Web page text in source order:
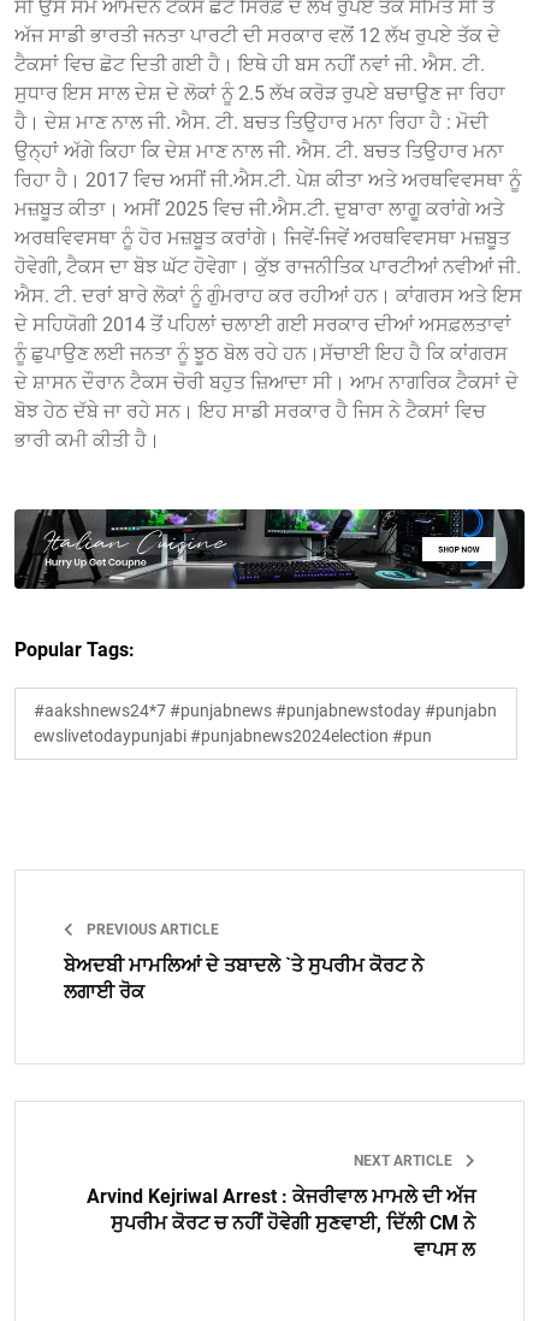
ਸੀ ਉਸ ਸਮੇਂ ਆਮਦਨ ਟੈਕਸ ਛੋਟ ਸਿਰਫ਼ ਦੋ ਲੱਖ ਰੁਪਏ ਤਕ ਸੀਮਤ ਸੀ ਤੇ
ਅੱਜ ਸਾਡੀ ਭਾਰਤੀ ਜਨਤਾ ਪਾਰਟੀ ਦੀ ਸਰਕਾਰ ਵਲੋਂ 12 ਲੱਖ ਰੁਪਏ ਤੱਕ ਦੇ
ਟੈਕਸਾਂ ਵਿਚ ਛੋਟ ਦਿਤੀ ਗਈ ਹੈ। ਇਥੇ ਹੀ ਬਸ ਨਹੀਂ ਨਵਾਂ ਜੀ. ਐਸ. ਟੀ.
ਸੁਧਾਰ ਇਸ ਸਾਲ ਦੇਸ਼ ਦੇ ਲੋਕਾਂ ਨੂੰ 2.5 ਲੱਖ ਕਰੋੜ ਰੁਪਏ ਬਚਾਉਣ ਜਾ ਰਿਹਾ
ਹੈ। ਦੇਸ਼ ਮਾਣ ਨਾਲ ਜੀ. ਐਸ. ਟੀ. ਬਚਤ ਤਿਉਹਾਰ ਮਨਾ ਰਿਹਾ ਹੈ : ਮੋਦੀ
ਉਨ੍ਹਾਂ ਅੱਗੇ ਕਿਹਾ ਕਿ ਦੇਸ਼ ਮਾਣ ਨਾਲ ਜੀ. ਐਸ. ਟੀ. ਬਚਤ ਤਿਉਹਾਰ ਮਨਾ
ਰਿਹਾ ਹੈ। 2017 ਵਿਚ ਅਸੀਂ ਜੀ.ਐਸ.ਟੀ. ਪੇਸ਼ ਕੀਤਾ ਅਤੇ ਅਰਥਵਿਵਸਥਾ ਨੂੰ
ਮਜ਼ਬੂਤ ਕੀਤਾ। ਅਸੀਂ 2025 ਵਿਚ ਜੀ.ਐਸ.ਟੀ. ਦੁਬਾਰਾ ਲਾਗੂ ਕਰਾਂਗੇ ਅਤੇ
ਅਰਥਵਿਵਸਥਾ ਨੂੰ ਹੋਰ ਮਜ਼ਬੂਤ ਕਰਾਂਗੇ। ਜਿਵੇਂ-ਜਿਵੇਂ ਅਰਥਵਿਵਸਥਾ ਮਜ਼ਬੂਤ
ਹੋਵੇਗੀ, ਟੈਕਸ ਦਾ ਬੋਝ ਘੱਟ ਹੋਵੇਗਾ। ਕੁੱਝ ਰਾਜਨੀਤਿਕ ਪਾਰਟੀਆਂ ਨਵੀਆਂ ਜੀ.
ਐਸ. ਟੀ. ਦਰਾਂ ਬਾਰੇ ਲੋਕਾਂ ਨੂੰ ਗੁੰਮਰਾਹ ਕਰ ਰਹੀਆਂ ਹਨ। ਕਾਂਗਰਸ ਅਤੇ ਇਸ
ਦੇ ਸਹਿਯੋਗੀ 2014 ਤੋਂ ਪਹਿਲਾਂ ਚਲਾਈ ਗਈ ਸਰਕਾਰ ਦੀਆਂ ਅਸਫ਼ਲਤਾਵਾਂ
ਨੂੰ ਛੁਪਾਉਣ ਲਈ ਜਨਤਾ ਨੂੰ ਝੂਠ ਬੋਲ ਰਹੇ ਹਨ।ਸੱਚਾਈ ਇਹ ਹੈ ਕਿ ਕਾਂਗਰਸ
ਦੇ ਸ਼ਾਸਨ ਦੌਰਾਨ ਟੈਕਸ ਚੋਰੀ ਬਹੁਤ ਜ਼ਿਆਦਾ ਸੀ। ਆਮ ਨਾਗਰਿਕ ਟੈਕਸਾਂ ਦੇ
ਬੋਝ ਹੇਠ ਦੱਬੇ ਜਾ ਰਹੇ ਸਨ। ਇਹ ਸਾਡੀ ਸਰਕਾਰ ਹੈ ਜਿਸ ਨੇ ਟੈਕਸਾਂ ਵਿਚ
ਭਾਰੀ ਕਮੀ ਕੀਤੀ ਹੈ।
Popular Tags:
#aakshnews24*7 #punjabnews #punjabnewstoday #punjabn
ewslivetodaypunjabi #punjabnews2024election #pun
PREVIOUS ARTICLE
ਬੇਅਦਬੀ ਮਾਮਲਿਆਂ ਦੇ ਤਬਾਦਲੇ `ਤੇ ਸੁਪਰੀਮ ਕੋਰਟ ਨੇ
ਲਗਾਈ ਰੋਕ
NEXT ARTICLE
Arvind Kejriwal Arrest : ਕੇਜਰੀਵਾਲ ਮਾਮਲੇ ਦੀ ਅੱਜ
ਸੁਪਰੀਮ ਕੋਰਟ ਚ ਨਹੀਂ ਹੋਵੇਗੀ ਸੁਣਵਾਈ, ਦਿੱਲੀ CM ਨੇ
ਵਾਪਸ ਲ